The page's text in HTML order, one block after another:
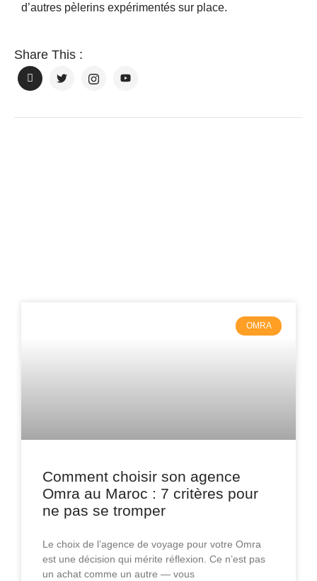
d’autres pèlerins expérimentés sur place.
Share This :
OMRA
Comment choisir son agence
Omra au Maroc : 7 critères pour
ne pas se tromper
Le choix de l’agence de voyage pour votre Omra
est une décision qui mérite réflexion. Ce n’est pas
un achat comme un autre — vous